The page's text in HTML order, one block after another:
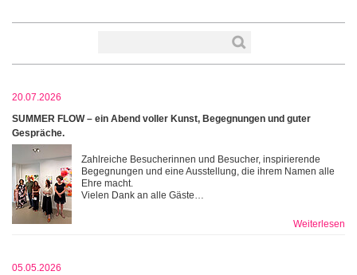
20.07.2026
SUMMER FLOW – ein Abend voller Kunst, Begegnungen und guter
Gespräche.
Zahlreiche Besucherinnen und Besucher, inspirierende
Begegnungen und eine Ausstellung, die ihrem Namen alle
Ehre macht.
Vielen Dank an alle Gäste…
Weiterlesen
05.05.2026